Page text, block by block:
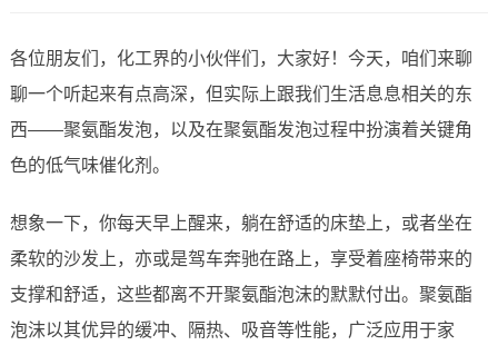
各位朋友们，化工界的小伙伴们，大家好！今天，咱们来聊
聊一个听起来有点高深，但实际上跟我们生活息息相关的东
西——聚氨酯发泡，以及在聚氨酯发泡过程中扮演着关键角
色的低气味催化剂。
想象一下，你每天早上醒来，躺在舒适的床垫上，或者坐在
柔软的沙发上，亦或是驾车奔驰在路上，享受着座椅带来的
支撑和舒适，这些都离不开聚氨酯泡沫的默默付出。聚氨酯
泡沫以其优异的缓冲、隔热、吸音等性能，广泛应用于家